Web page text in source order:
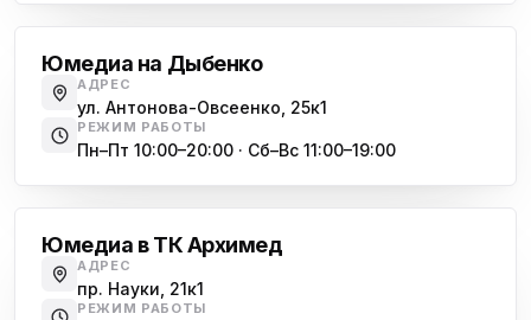
ю ул. Белы Куна, 24к1
ю
Юмедиа в Купчино
ул. Будапештская, 87-3
Юмедиа Сервис в Колпино
ю
Юмедиа во Всеволожске
пр. Христиновский 28, Всеволожск
Юмедиа на Дыбенко
АДРЕС
ул. Антонова-Овсеенко, 25к1
РЕЖИМ РАБОТЫ
Пн–Пт 10:00–20:00 · Сб–Вс 11:00–19:00
Юмедиа в ТК Архимед
АДРЕС
пр. Науки, 21к1
РЕЖИМ РАБОТЫ